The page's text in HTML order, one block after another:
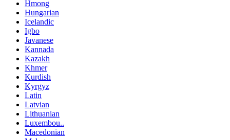
Hmong
Hungarian
Icelandic
Igbo
Javanese
Kannada
Kazakh
Khmer
Kurdish
Kyrgyz
Latin
Latvian
Lithuanian
Luxembou..
Macedonian